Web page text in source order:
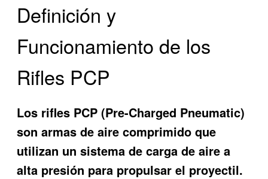
Definición y
Funcionamiento de los
Rifles PCP
Los rifles PCP (Pre-Charged Pneumatic)
son armas de aire comprimido que
utilizan un sistema de carga de aire a
alta presión para propulsar el proyectil.